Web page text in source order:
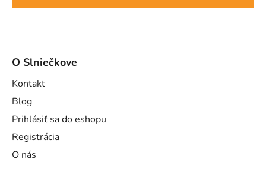
O Slniečkove
Kontakt
Blog
Prihlásiť sa do eshopu
Registrácia
O nás